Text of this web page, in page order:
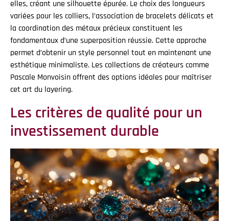
elles, créant une silhouette épurée. Le choix des longueurs
variées pour les colliers, l’association de bracelets délicats et
la coordination des métaux précieux constituent les
fondamentaux d’une superposition réussie. Cette approche
permet d’obtenir un style personnel tout en maintenant une
esthétique minimaliste. Les collections de créateurs comme
Pascale Monvoisin offrent des options idéales pour maîtriser
cet art du layering.
Les critères de qualité pour un
investissement durable